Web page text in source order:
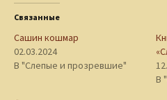
Связанные
Сашин кошмар
02.03.2024
В "Слепые и прозревшие"
В